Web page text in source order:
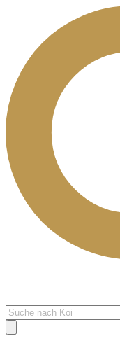
Products
search